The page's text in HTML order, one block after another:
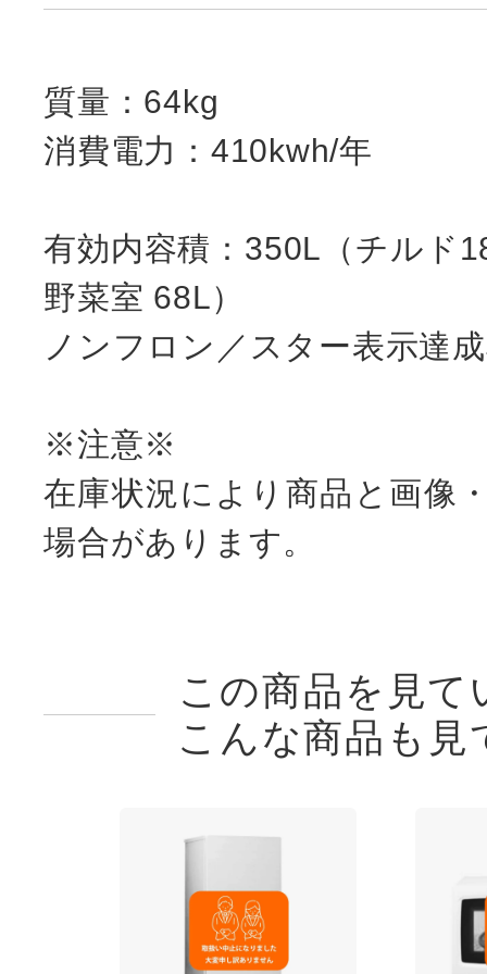
質量：64kg
消費電力：410kwh/年
有効内容積：350L（チルド
野菜室 68L）
ノンフロン／スター表示達
※注意※
在庫状況により商品と画像
場合があります。
この商品を見て
こんな商品も見